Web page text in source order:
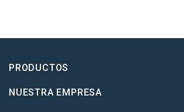
PRODUCTOS
NUESTRA EMPRESA